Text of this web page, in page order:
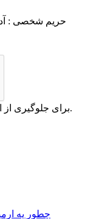
حریم شخصی :
برای جلوگیری از.